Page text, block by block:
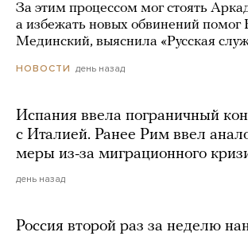
За этим процессом мог стоять
а избежать новых обвинений
Мединский, выяснила «Русская
НОВОСТИ день назад
Испания ввела пограничный
с Италией. Ранее Рим ввел
меры из-за миграционного
день назад
Россия второй раз за неделю